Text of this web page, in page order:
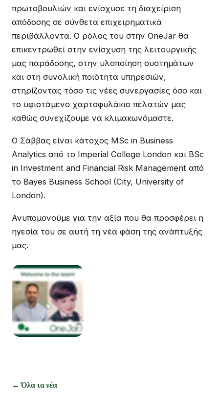
πρωτοβουλιών και ενίσχυσε τη διαχείριση
απόδοσης σε σύνθετα επιχειρηματικά
περιβάλλοντα. Ο ρόλος του στην OneJar θα
επικεντρωθεί στην ενίσχυση της λειτουργικής
μας παράδοσης, στην υλοποίηση συστημάτων
και στη συνολική ποιότητα υπηρεσιών,
στηρίζοντας τόσο τις νέες συνεργασίες όσο και
το υφιστάμενο χαρτοφυλάκιο πελατών μας
καθώς συνεχίζουμε να κλιμακωνόμαστε.
Ο Σάββας είναι κάτοχος MSc in Business
Analytics από το Imperial College London και BSc
in Investment and Financial Risk Management από
το Bayes Business School (City, University of
London).
Ανυπομονούμε για την αξία που θα προσφέρει η
ηγεσία του σε αυτή τη νέα φάση της ανάπτυξής
μας.
← Όλα τα νέα